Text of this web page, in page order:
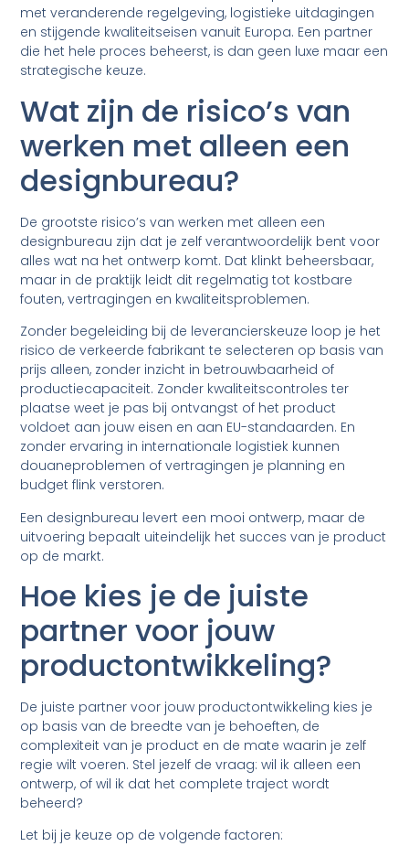
met veranderende regelgeving, logistieke uitdagingen
en stijgende kwaliteitseisen vanuit Europa. Een partner
die het hele proces beheerst, is dan geen luxe maar een
strategische keuze.
Wat zijn de risico’s van
werken met alleen een
designbureau?
De grootste risico’s van werken met alleen een
designbureau zijn dat je zelf verantwoordelijk bent voor
alles wat na het ontwerp komt. Dat klinkt beheersbaar,
maar in de praktijk leidt dit regelmatig tot kostbare
fouten, vertragingen en kwaliteitsproblemen.
Zonder begeleiding bij de leverancierskeuze loop je het
risico de verkeerde fabrikant te selecteren op basis van
prijs alleen, zonder inzicht in betrouwbaarheid of
productiecapaciteit. Zonder kwaliteitscontroles ter
plaatse weet je pas bij ontvangst of het product
voldoet aan jouw eisen en aan EU-standaarden. En
zonder ervaring in internationale logistiek kunnen
douaneproblemen of vertragingen je planning en
budget flink verstoren.
Een designbureau levert een mooi ontwerp, maar de
uitvoering bepaalt uiteindelijk het succes van je product
op de markt.
Hoe kies je de juiste
partner voor jouw
productontwikkeling?
De juiste partner voor jouw productontwikkeling kies je
op basis van de breedte van je behoeften, de
complexiteit van je product en de mate waarin je zelf
regie wilt voeren. Stel jezelf de vraag: wil ik alleen een
ontwerp, of wil ik dat het complete traject wordt
beheerd?
Let bij je keuze op de volgende factoren: